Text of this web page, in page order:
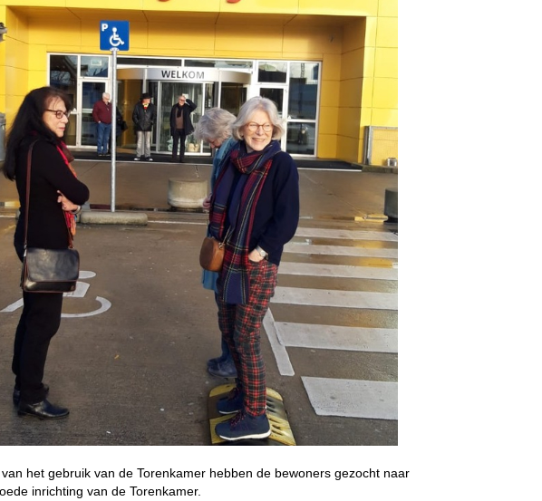
het gebruik van de Torenkamer hebben de bewoners gezocht naar
inrichting van de Torenkamer.